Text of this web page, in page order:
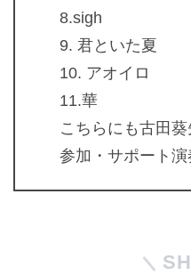
8.sigh
9. 君といた夏
10. アオイロ
11.華
こちらにも古田
参加・サポート演